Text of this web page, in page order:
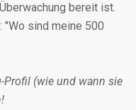
bereit ist.
"Wo sind meine 500
Profil (wie und wann sie